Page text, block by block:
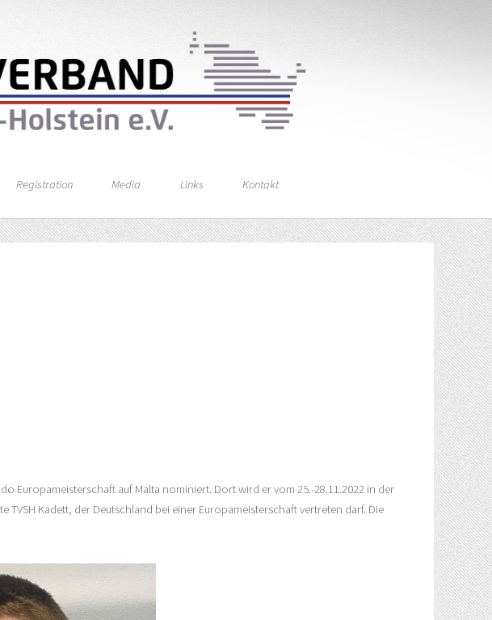
Registration Media Links Kontakt
Europameisterschaft auf Malta nominiert. Dort wird er vom 25.-28.11.2022 in der
TVSH Kadett, der Deutschland bei einer Europameisterschaft vertreten darf. Die